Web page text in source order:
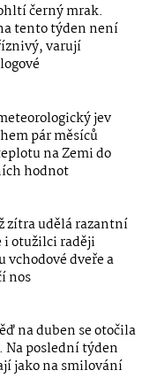
černý mrak.
tento týden není
varují
jev
pár měsíců
na Zemi do
hodnot
zítra udělá razantní
i otužilci raději
vchodové dveře a
nos
na duben se otočila
Na poslední týden
jako na smilování